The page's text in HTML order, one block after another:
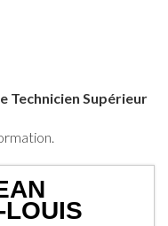
Technicien Supérieur
LOUIS